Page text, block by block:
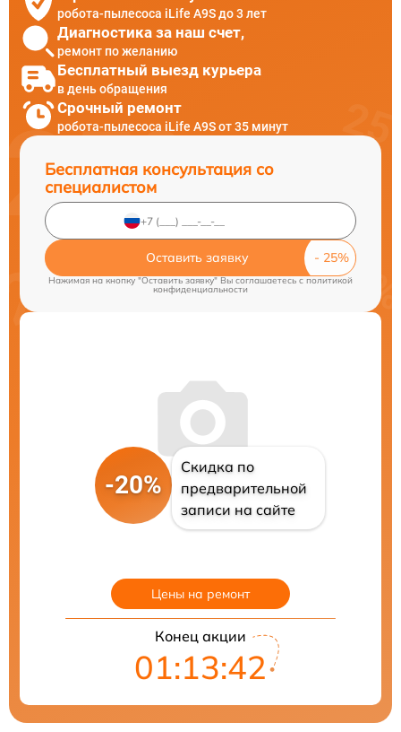
робота-пылесоса iLife A9S до 3 лет
Диагностика за наш счет,
ремонт по желанию
Бесплатный выезд курьера
в день обращения
Срочный ремонт
робота-пылесоса iLife A9S от 35 минут
Бесплатная консультация со
специалистом
Оставить заявку
Нажимая на кнопку "Оставить заявку" Вы соглашаетесь c политикой
конфиденциальности
-20%
Скидка по
предварительной
записи на сайте
Цены на ремонт
Конец акции
01:13:41